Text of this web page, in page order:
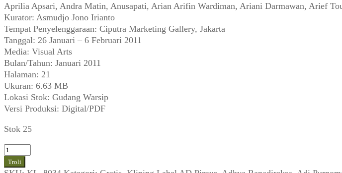
Aprilia Apsari, Andra Matin, Anusapati, Arian Arifin Wardiman, Ariani Darmawan, Arief
Kurator: Asmudjo Jono Irianto
Tempat Penyelenggaraan: Ciputra Marketing Gallery, Jakarta
Tanggal: 26 Januari – 6 Februari 2011
Media: Visual Arts
Bulan/Tahun: Januari 2011
Halaman: 21
Ukuran: 6.63 MB
Lokasi Stok: Gudang Warsip
Versi Produksi: Digital/PDF
Stok 25
Kuantitas
AD
Troli